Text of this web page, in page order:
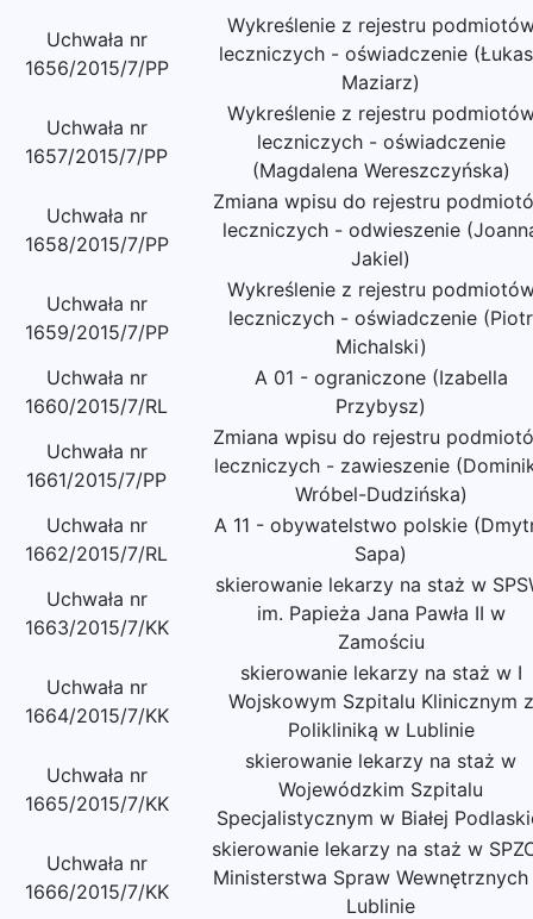
Uchwała nr
1656/2015/7/PP
Wykreślenie z rejestru
leczniczych - oświadczenie
Maziarz)
Uchwała nr
1657/2015/7/PP
Wykreślenie z rejestru
leczniczych - oświadczenie
(Magdalena Wereszczyńska)
Uchwała nr
1658/2015/7/PP
Zmiana wpisu do rejestru
leczniczych - odwieszenie
Jakiel)
Uchwała nr
1659/2015/7/PP
Wykreślenie z rejestru
leczniczych - oświadczenie (Piotr
Michalski)
Uchwała nr
1660/2015/7/RL
A 01 - ograniczone (Izabella
Przybysz)
Uchwała nr
1661/2015/7/PP
Zmiana wpisu do rejestru
leczniczych - zawieszenie
Wróbel-Dudzińska)
Uchwała nr
1662/2015/7/RL
A 11 - obywatelstwo polskie
Sapa)
Uchwała nr
1663/2015/7/KK
skierowanie lekarzy na staż w
im. Papieża Jana Pawła II w
Zamościu
Uchwała nr
1664/2015/7/KK
skierowanie lekarzy na staż w I
Wojskowym Szpitalu Klinicznym z
Polikliniką w Lublinie
Uchwała nr
1665/2015/7/KK
skierowanie lekarzy na staż w
Wojewódzkim Szpitalu
Specjalistycznym w Białej
Uchwała nr
1666/2015/7/KK
skierowanie lekarzy na staż w
Ministerstwa Spraw Wewnętrznych
Lublinie